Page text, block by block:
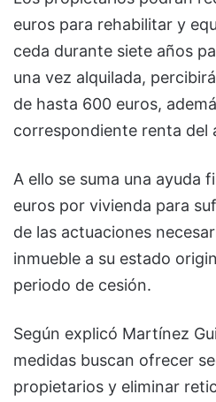
euros para rehabilitar y
ceda durante siete años
una vez alquilada,
de hasta 600 euros,
correspondiente renta del
A ello se suma una ayuda
euros por vivienda para
de las actuaciones
inmueble a su estado
periodo de cesión.
Según explicó Martínez
medidas buscan ofrecer
propietarios y eliminar